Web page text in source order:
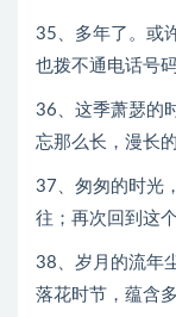
35、多年了。或
也拨不通电话号
36、这季萧瑟的
忘那么长，漫长
37、匆匆的时光
往；再次回到这
38、岁月的流年
落花时节，蕴含